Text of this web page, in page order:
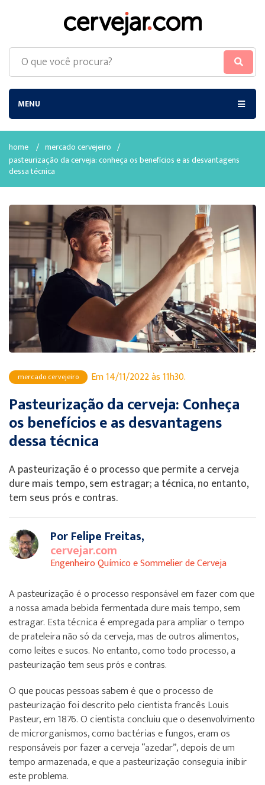
MENU
home / mercado cervejeiro /
pasteurização da cerveja: conheça os benefícios e as desvantagens
dessa técnica
mercado cervejeiro Em 14/11/2022 às 11h30.
Pasteurização da cerveja: Conheça
os benefícios e as desvantagens
dessa técnica
A pasteurização é o processo que permite a cerveja
dure mais tempo, sem estragar; a técnica, no entanto,
tem seus prós e contras.
Por Felipe Freitas,
cervejar.com
Engenheiro Químico e Sommelier de Cerveja
A pasteurização é o processo responsável em fazer com que
a nossa amada bebida fermentada dure mais tempo, sem
estragar. Esta técnica é empregada para ampliar o tempo
de prateleira não só da cerveja, mas de outros alimentos,
como leites e sucos. No entanto, como todo processo, a
pasteurização tem seus prós e contras.
O que poucas pessoas sabem é que o processo de
pasteurização foi descrito pelo cientista francês Louis
Pasteur, em 1876. O cientista concluiu que o desenvolvimento
de microrganismos, como bactérias e fungos, eram os
responsáveis por fazer a cerveja “azedar”, depois de um
tempo armazenada, e que a pasteurização conseguia inibir
este problema.